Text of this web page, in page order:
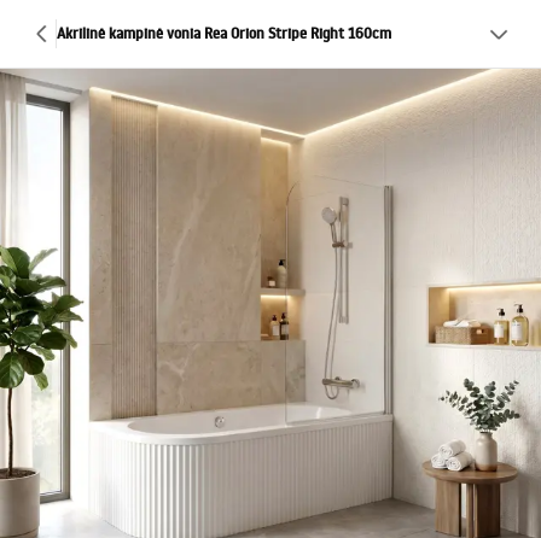
Akrilinė kampinė vonia Rea Orion Stripe Right 160cm